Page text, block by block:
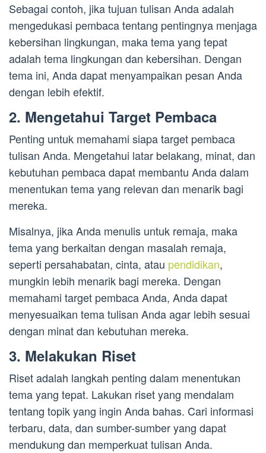
Sebagai contoh, jika tujuan tulisan Anda adalah
mengedukasi pembaca tentang pentingnya menjaga
kebersihan lingkungan, maka tema yang tepat
adalah tema lingkungan dan kebersihan. Dengan
tema ini, Anda dapat menyampaikan pesan Anda
dengan lebih efektif.
2. Mengetahui Target Pembaca
Penting untuk memahami siapa target pembaca
tulisan Anda. Mengetahui latar belakang, minat, dan
kebutuhan pembaca dapat membantu Anda dalam
menentukan tema yang relevan dan menarik bagi
mereka.
Misalnya, jika Anda menulis untuk remaja, maka
tema yang berkaitan dengan masalah remaja,
seperti persahabatan, cinta, atau pendidikan,
mungkin lebih menarik bagi mereka. Dengan
memahami target pembaca Anda, Anda dapat
menyesuaikan tema tulisan Anda agar lebih sesuai
dengan minat dan kebutuhan mereka.
3. Melakukan Riset
Riset adalah langkah penting dalam menentukan
tema yang tepat. Lakukan riset yang mendalam
tentang topik yang ingin Anda bahas. Cari informasi
terbaru, data, dan sumber-sumber yang dapat
mendukung dan memperkuat tulisan Anda.